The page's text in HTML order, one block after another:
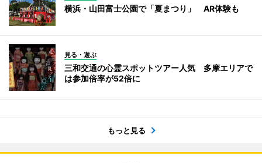
横浜・山田富士公園で「夏まつり」 AR体験も
見る・遊ぶ
三和交通の心霊スポットツアー人気 多摩エリアで
は参加倍率が52倍に
もっと見る